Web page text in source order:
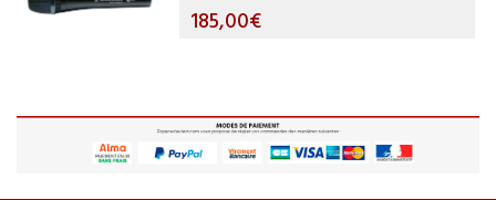
185,00€